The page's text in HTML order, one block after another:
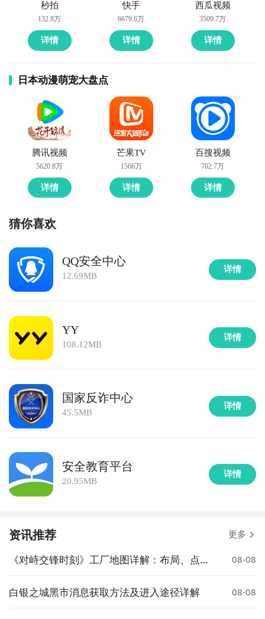
秒拍
132.8万
详情
快手
6679.6万
详情
西瓜视频
3509.7万
详情
日本动漫萌宠大盘点
腾讯视频
5620.8万
详情
芒果TV
1566万
详情
百搜视频
702.7万
详情
猜你喜欢
QQ安全中心
12.69MB
详情
YY
108.12MB
详情
国家反诈中心
45.5MB
详情
安全教育平台
20.95MB
详情
资讯推荐 更多
《对峙交锋时刻》工厂地图详解：布局、点位
08-08
白银之城黑市消息获取方法及进入途径详解 08-08